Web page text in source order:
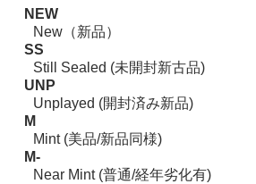
NEW
New（新品）
SS
Still Sealed (未開封新古品)
UNP
Unplayed (開封済み新品)
M
Mint (美品/新品同様)
M-
Near Mint (普通/経年劣化有)